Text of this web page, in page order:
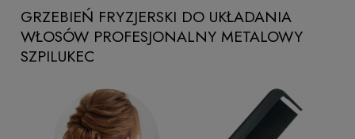
GRZEBIEŃ FRYZJERSKI DO UKŁADANIA
WŁOSÓW PROFESJONALNY METALOWY
SZPILUKEC